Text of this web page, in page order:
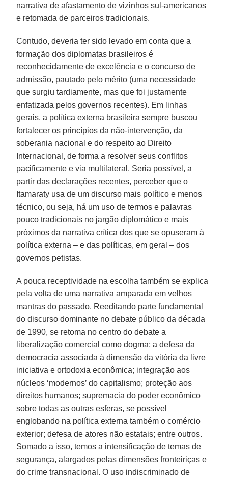
narrativa de afastamento de vizinhos sul-americanos
e retomada de parceiros tradicionais.
Contudo, deveria ter sido levado em conta que a
formação dos diplomatas brasileiros é
reconhecidamente de excelência e o concurso de
admissão, pautado pelo mérito (uma necessidade
que surgiu tardiamente, mas que foi justamente
enfatizada pelos governos recentes). Em linhas
gerais, a política externa brasileira sempre buscou
fortalecer os princípios da não-intervenção, da
soberania nacional e do respeito ao Direito
Internacional, de forma a resolver seus conflitos
pacificamente e via multilateral. Seria possível, a
partir das declarações recentes, perceber que o
Itamaraty usa de um discurso mais político e menos
técnico, ou seja, há um uso de termos e palavras
pouco tradicionais no jargão diplomático e mais
próximos da narrativa crítica dos que se opuseram à
política externa – e das políticas, em geral – dos
governos petistas.
A pouca receptividade na escolha também se explica
pela volta de uma narrativa amparada em velhos
mantras do passado. Reeditando parte fundamental
do discurso dominante no debate público da década
de 1990, se retoma no centro do debate a
liberalização comercial como dogma; a defesa da
democracia associada à dimensão da vitória da livre
iniciativa e ortodoxia econômica; integração aos
núcleos ‘modernos’ do capitalismo; proteção aos
direitos humanos; supremacia do poder econômico
sobre todas as outras esferas, se possível
englobando na política externa também o comércio
exterior; defesa de atores não estatais; entre outros.
Somado a isso, temos a intensificação de temas de
segurança, alargados pelas dimensões fronteiriças e
do crime transnacional. O uso indiscriminado de